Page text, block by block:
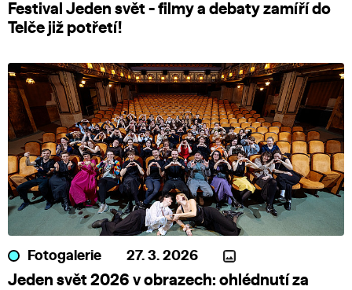
Festival Jeden svět - filmy a debaty zamíří do
Telče již potřetí!
Fotogalerie 27. 3. 2026
Jeden svět 2026 v obrazech: ohlédnutí za